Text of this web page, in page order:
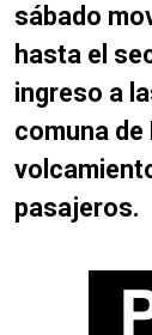
sábado
hasta el
ingreso a
comuna de
pasajeros.